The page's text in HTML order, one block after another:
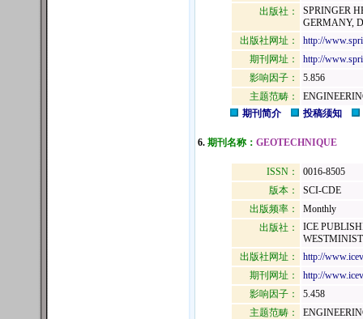
出版社：
SPRINGER
GERMANY,
出版社网址：
http://
期刊网址：
http://
影响因子：
5.856
主题范畴：
期刊简介
投稿须知
6. 期刊名称： GEOTECHNIQUE
ISSN：
0016-8505
版本：
SCI-CDE
出版频率：
Monthly
出版社：
ICE
出版社网址：
http://
期刊网址：
http://
影响因子：
5.458
主题范畴：